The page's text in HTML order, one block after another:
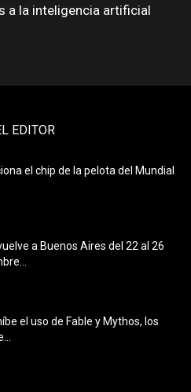
a la inteligencia artificial
EDITOR
el chip de la pelota del Mundial
a Buenos Aires del 22 al 26
el uso de Fable y Mythos, los